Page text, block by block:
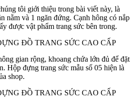
tôi giới thiệu trong bài viết này, là
nằm và 1 ngăn đứng. Cạnh hông có nắp
được vật phẩm trang sức bên trong.
gian rộng, khoang chứa lớn đủ để đặt
Hộp đựng trang sức mẫu số 05 hiện là
shop.